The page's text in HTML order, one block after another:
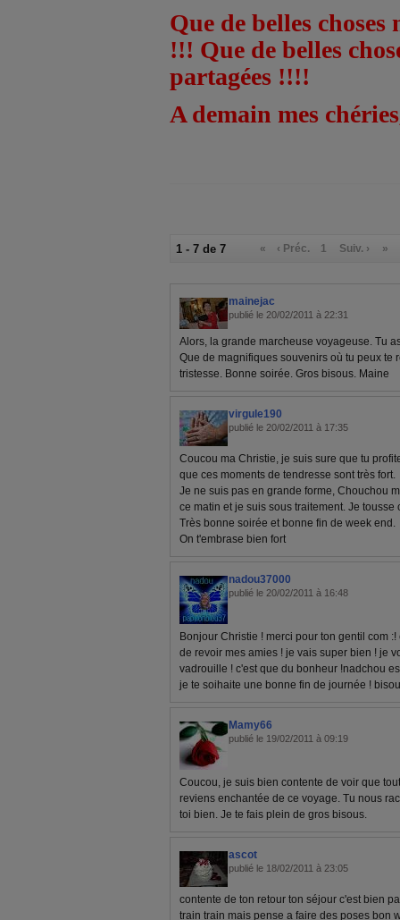
Que de belles choses
!!! Que de belles
partagées !!!!
A demain mes
1 - 7 de 7 « ‹ Préc. 1 Suiv. › »
mainejac
publié le 20/02/2011 à 22:31
Alors, la grande marcheuse voyageuse. Tu
Que de magnifiques souvenirs où tu peux te
tristesse. Bonne soirée. Gros bisous. Maine
virgule190
publié le 20/02/2011 à 17:35
Coucou ma Christie, je suis sure que tu
que ces moments de tendresse sont très fort.
Je ne suis pas en grande forme, Chouchou
ce matin et je suis sous traitement. Je tousse
Très bonne soirée et bonne fin de week end.
On t'embrase bien fort
nadou37000
publié le 20/02/2011 à 16:48
Bonjour Christie ! merci pour ton gentil com
de revoir mes amies ! je vais super bien ! je
vadrouille ! c'est que du bonheur !nadchou
je te soihaite une bonne fin de journée !
Mamy66
publié le 19/02/2011 à 09:19
Coucou, je suis bien contente de voir que
reviens enchantée de ce voyage. Tu nous
toi bien. Je te fais plein de gros bisous.
ascot
publié le 18/02/2011 à 23:05
contente de ton retour ton séjour c'est bien
train train mais pense a faire des poses bon